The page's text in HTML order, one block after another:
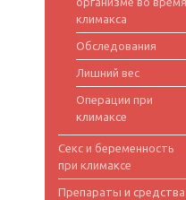
климакса
Обследования
Лишний вес
Операции при
климаксе
Секс и беременность
при климаксе
Препараты и средства